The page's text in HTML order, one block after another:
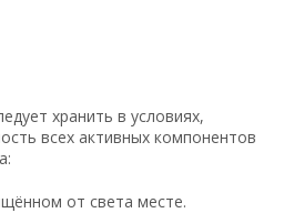
хранить в условиях,
всех активных компонентов
от света месте.